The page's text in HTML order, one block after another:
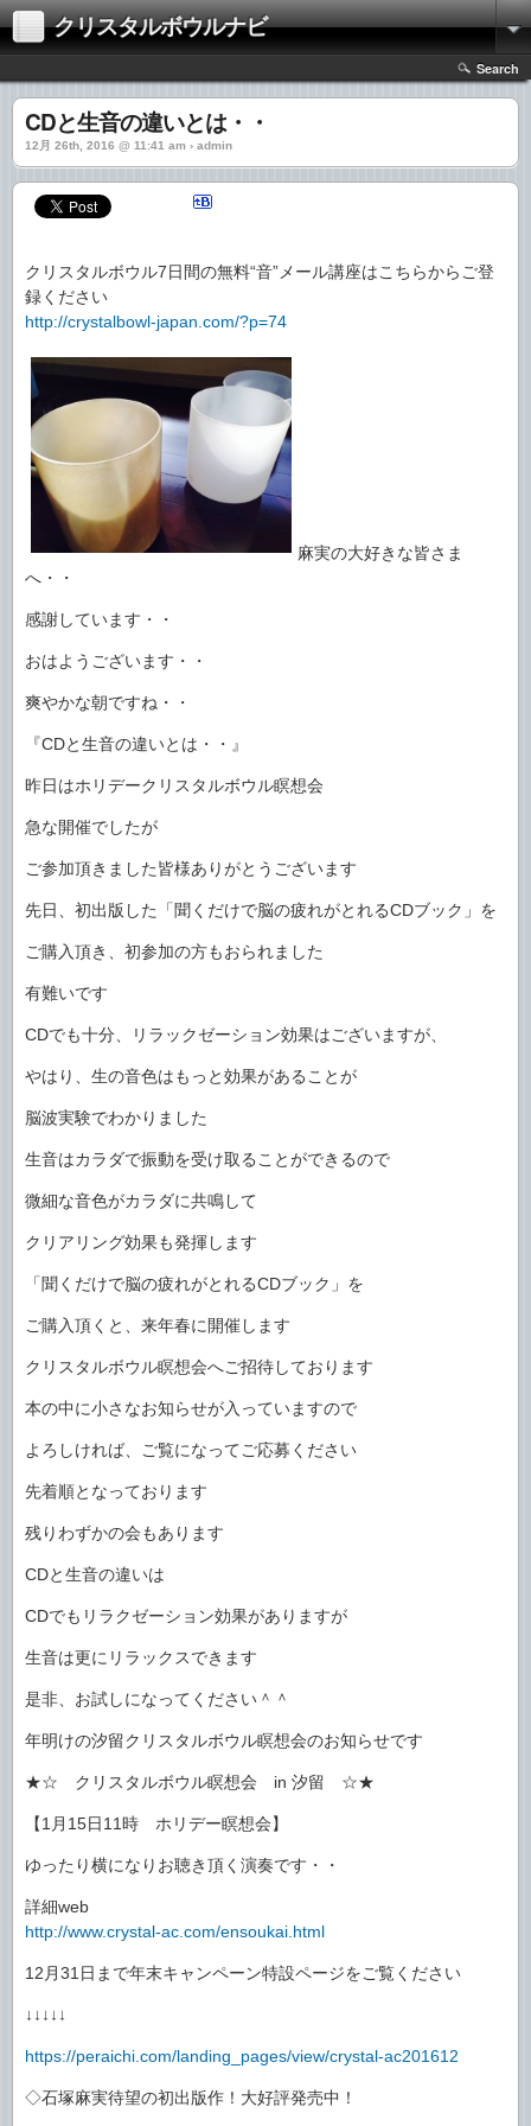
クリスタルボウルナビ
Search
CDと生音の違いとは・・
12月 26th, 2016 @ 11:41 am › admin
クリスタルボウル7日間の無料“音”メール講座はこちらからご登
録ください
http://crystalbowl-japan.com/?p=74
麻実の大好きな皆さま
へ・・
感謝しています・・
おはようございます・・
爽やかな朝ですね・・
『CDと生音の違いとは・・』
昨日はホリデークリスタルボウル瞑想会
急な開催でしたが
ご参加頂きました皆様ありがとうございます
先日、初出版した「聞くだけで脳の疲れがとれるCDブック」を
ご購入頂き、初参加の方もおられました
有難いです
CDでも十分、リラックゼーション効果はございますが、
やはり、生の音色はもっと効果があることが
脳波実験でわかりました
生音はカラダで振動を受け取ることができるので
微細な音色がカラダに共鳴して
クリアリング効果も発揮します
「聞くだけで脳の疲れがとれるCDブック」を
ご購入頂くと、来年春に開催します
クリスタルボウル瞑想会へご招待しております
本の中に小さなお知らせが入っていますので
よろしければ、ご覧になってご応募ください
先着順となっております
残りわずかの会もあります
CDと生音の違いは
CDでもリラクゼーション効果がありますが
生音は更にリラックスできます
是非、お試しになってください＾＾
年明けの汐留クリスタルボウル瞑想会のお知らせです
★☆ クリスタルボウル瞑想会 in 汐留 ☆★
【1月15日11時 ホリデー瞑想会】
ゆったり横になりお聴き頂く演奏です・・
詳細web
http://www.crystal-ac.com/ensoukai.html
12月31日まで年末キャンペーン特設ページをご覧ください
↓↓↓↓↓
https://peraichi.com/landing_pages/view/crystal-ac201612
◇石塚麻実待望の初出版作！大好評発売中！